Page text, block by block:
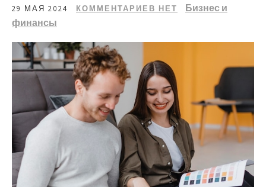
29 МАЯ 2024 КОММЕНТАРИЕВ НЕТ
Бизнес и
финансы